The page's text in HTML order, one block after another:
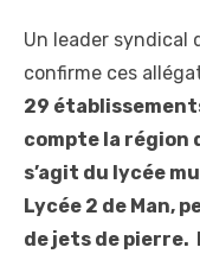
Un leader syndical
confirme ces
29
compte la région
s’agit du lycée
Lycée 2 de Man,
de jets de pierre.